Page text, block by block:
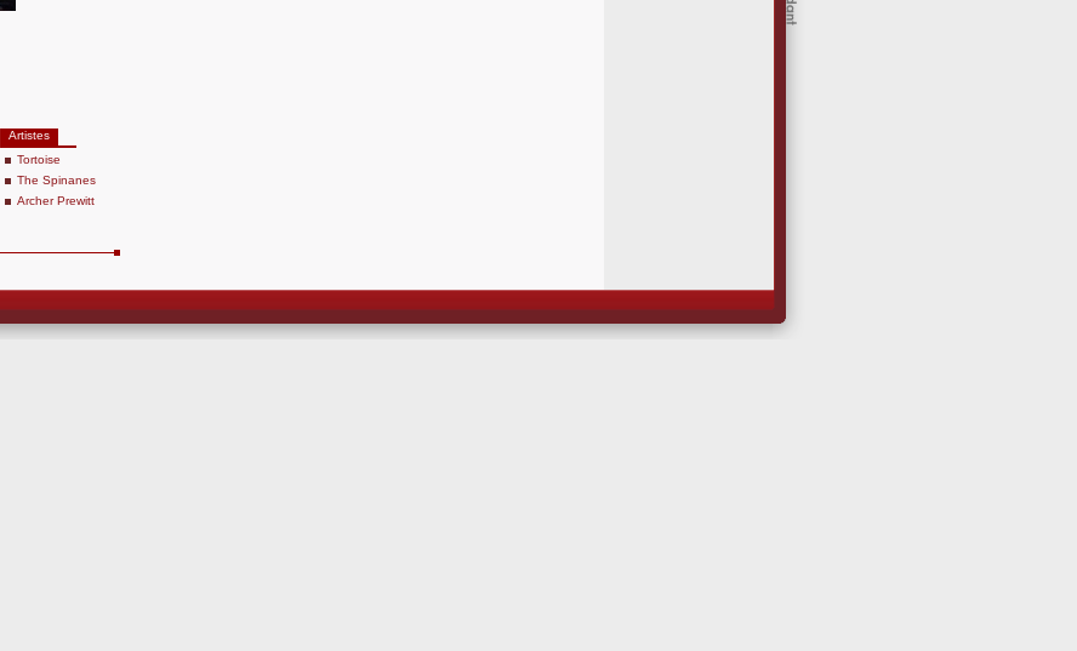
Artistes
Tortoise
The Spinanes
Archer Prewitt